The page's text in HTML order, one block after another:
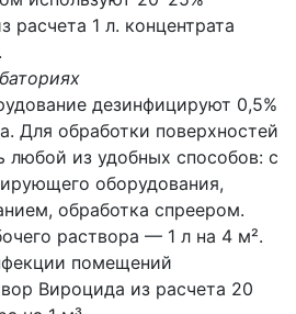
расчета 1 л. концентрата
дезинфицируют 0,5%
Для обработки поверхностей
любой из удобных способов: с
оборудования,
обработка спреером.
раствора — 1 л на 4 м².
помещений
Вироцида из расчета 20